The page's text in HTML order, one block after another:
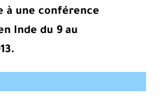
à une conférence
Inde du 9 au